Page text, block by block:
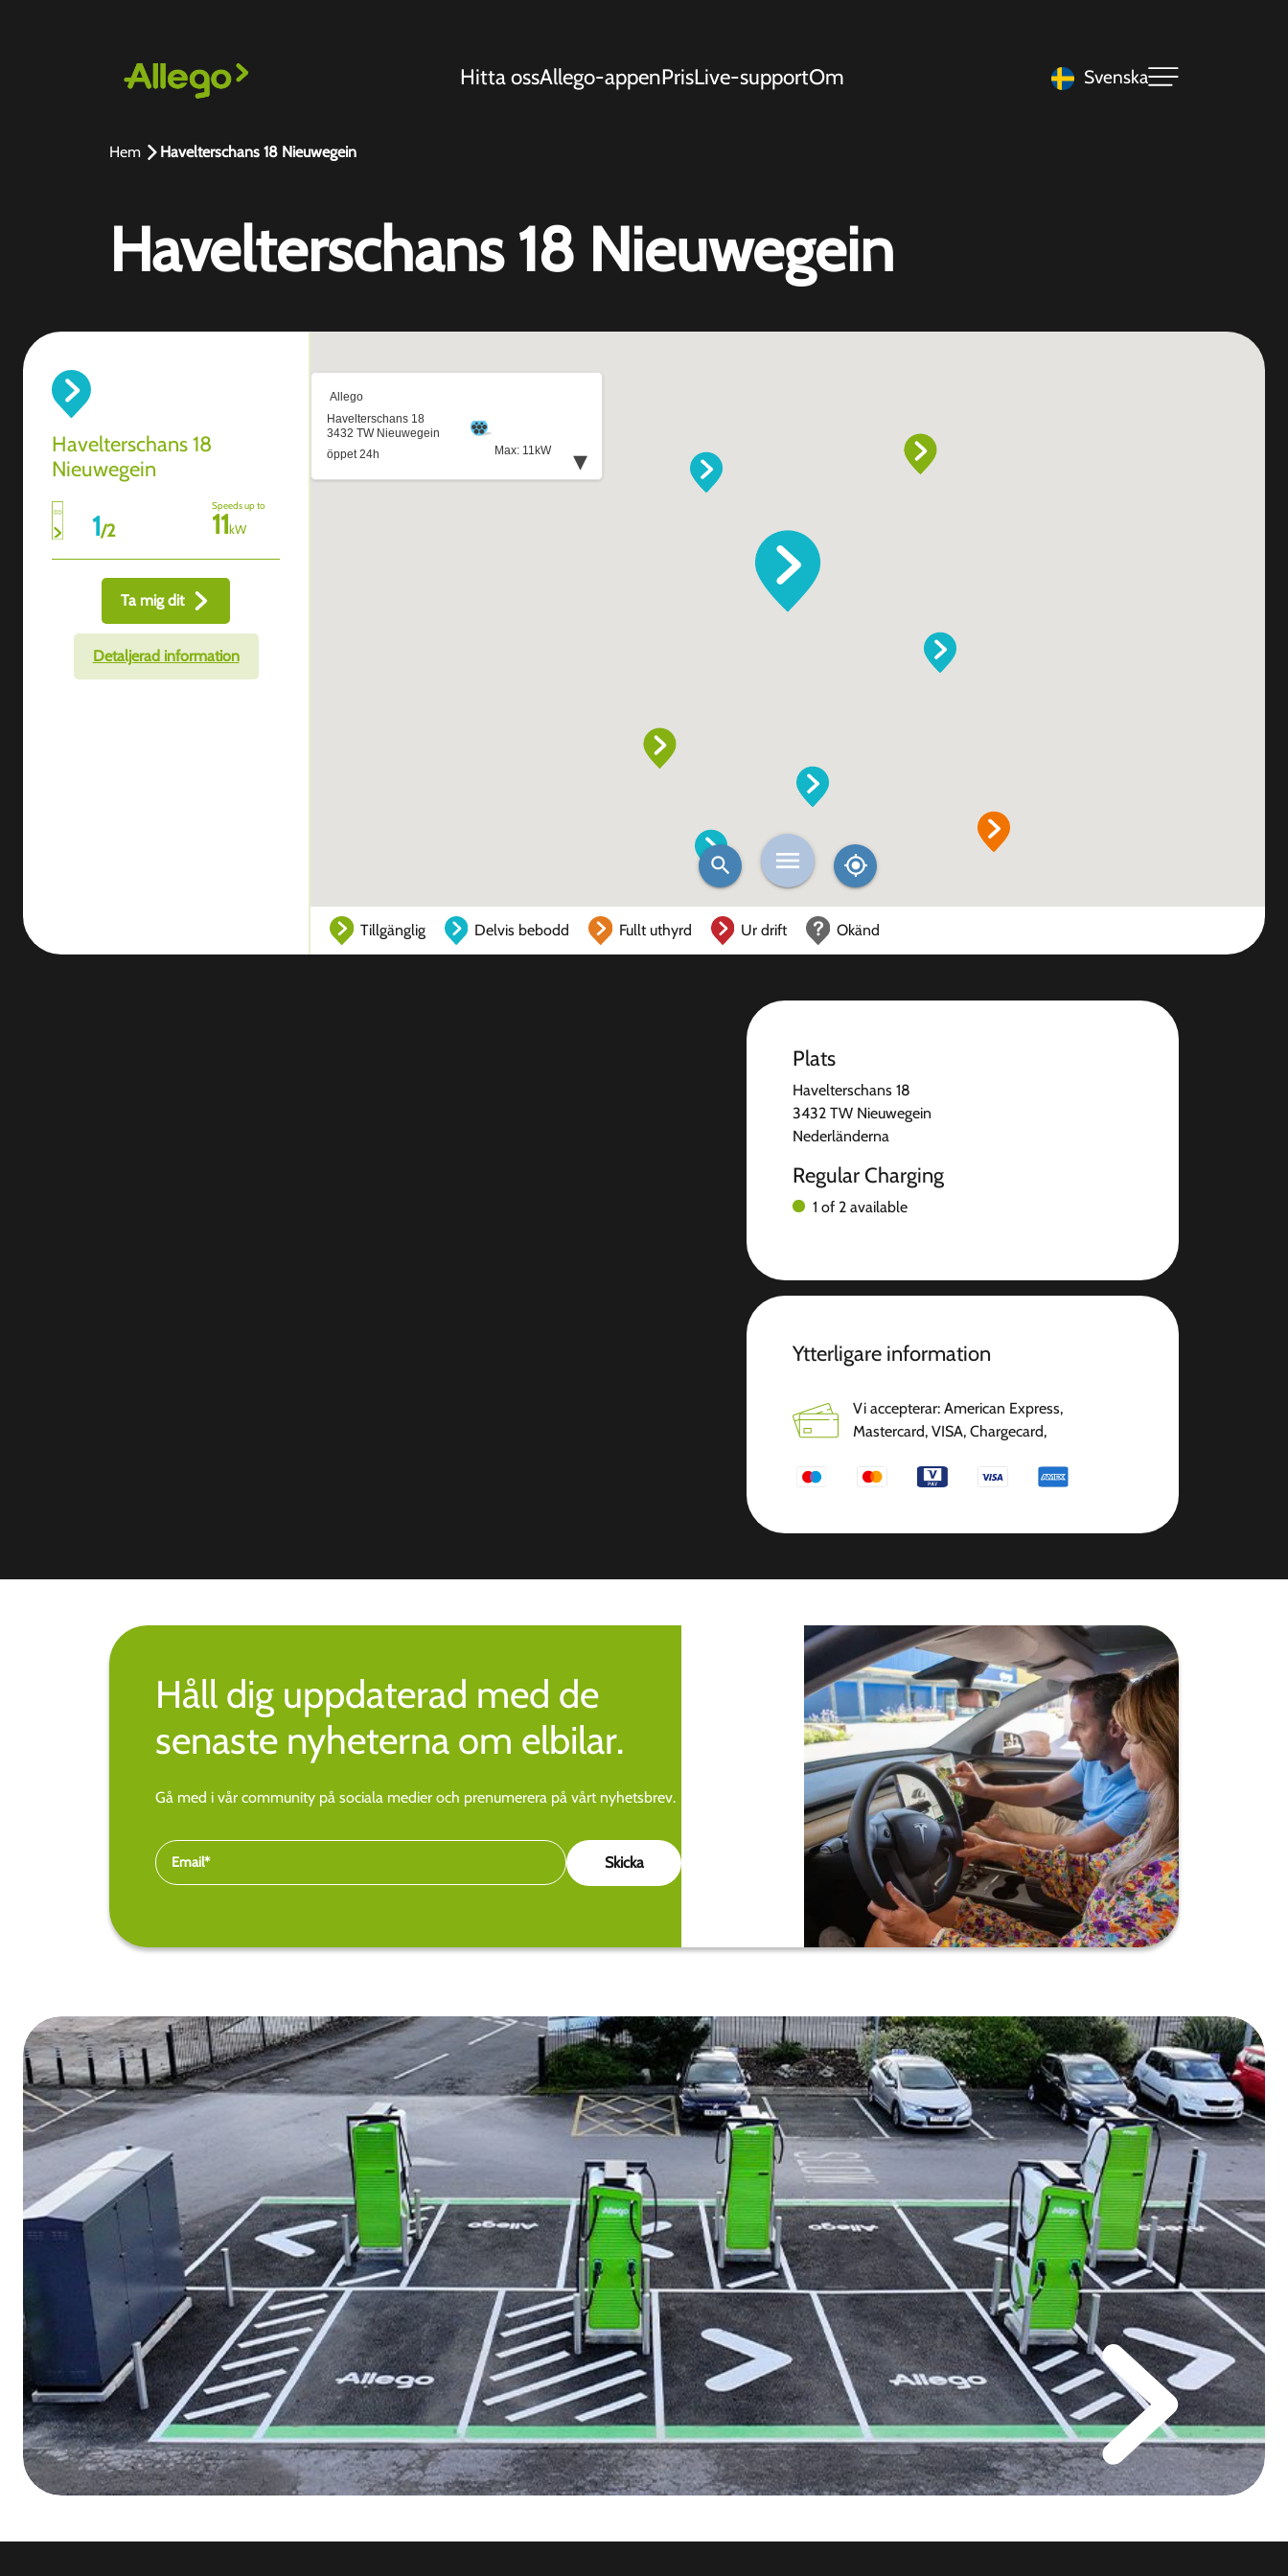
Hitta ossAllego-appenPrisLive-supportOm Svenska
Hem Havelterschans 18 Nieuwegein
Havelterschans 18 Nieuwegein
Havelterschans 18
Nieuwegein
1/2
Speeds up to
11kW
Ta mig dit
Detaljerad information
Tillgänglig Delvis bebodd Fullt uthyrd Ur drift Okänd
Plats
Havelterschans 18
3432 TW Nieuwegein
Nederländerna
Regular Charging
1 of 2 available
Ytterligare information
Vi accepterar: American Express,
Mastercard, VISA, Chargecard,
Håll dig uppdaterad med de
senaste nyheterna om elbilar.
Gå med i vår community på sociala medier och prenumerera på vårt nyhetsbrev.